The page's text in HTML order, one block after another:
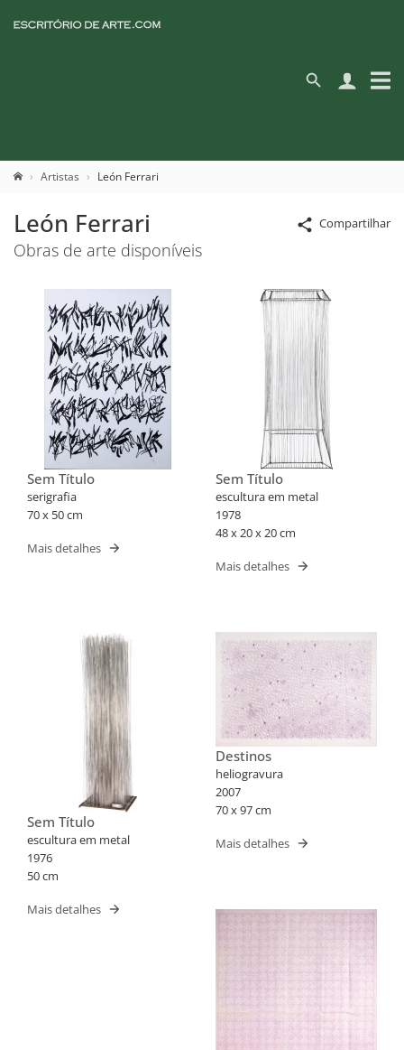
Artistas León Ferrari
Compartilhar
León Ferrari
Obras de arte disponíveis
Sem Título
serigrafia
70 x 50 cm
Mais detalhes
Sem Título
escultura em metal
1978
48 x 20 x 20 cm
Mais detalhes
Sem Título
escultura em metal
1976
50 cm
Mais detalhes
Destinos
heliogravura
2007
70 x 97 cm
Mais detalhes